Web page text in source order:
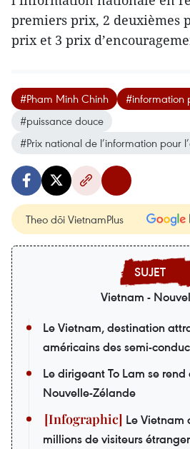
premiers prix, 2 deuxièmes
prix et 3 prix
#Pham Minh Chinh
#information
#puissance douce
#Prix national de l’information pour
Theo dõi VietnamPlus
Vietnam -
Le Vietnam, destination
américains des semi-
Le dirigeant To Lam se
Nouvelle-Zélande
Le Vietnam
millions de visiteurs